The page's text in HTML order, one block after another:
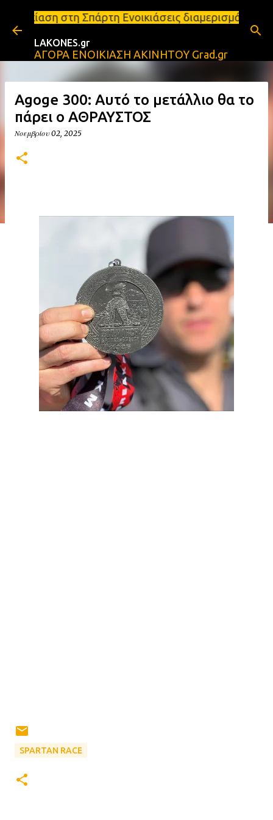
Μετάβαση στο κύριο περιεχόμενο
Ενοικιάσεις διαμερισμάτων Σπάρτη και
LAKONES.gr
ΑΓΟΡΑ ΕΝΟΙΚΙΑΣΗ ΑΚΙΝΗΤΟΥ Grad.gr
Agoge 300: Αυτό το μετάλλιο θα το
πάρει ο ΑΘΡΑΥΣΤΟΣ
Νοεμβρίου 02, 2025
SPARTAN RACE